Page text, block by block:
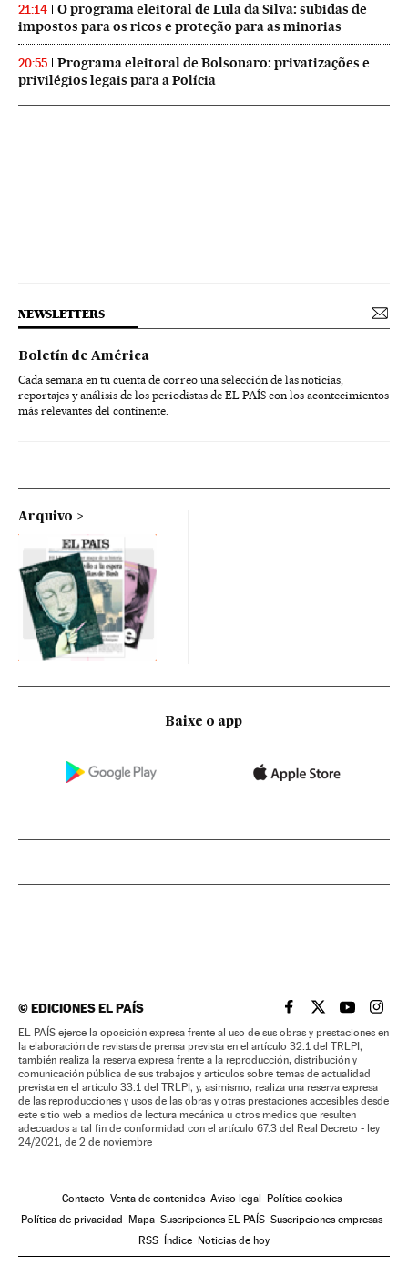
21:14
O programa eleitoral de Lula da Silva: subidas de
impostos para os ricos e proteção para as minorias
20:55
Programa eleitoral de Bolsonaro: privatizações e
privilégios legais para a Polícia
NEWSLETTERS
Boletín de América
Cada semana en tu cuenta de correo una selección de las noticias,
reportajes y análisis de los periodistas de EL PAÍS con los acontecimientos
más relevantes del continente.
Arquivo
Baixe o app
©EDICIONES EL PAÍS EL PAÍS BRASIL EN
EL PAÍSEL PAÍS
EL
EL PAÍS ejerce la oposición expresa frente al uso de sus obras y prestaciones en
la elaboración de revistas de prensa prevista en el artículo 32.1 del TRLPI;
también realiza la reserva expresa frente a la reproducción, distribución y
comunicación pública de sus trabajos y artículos sobre temas de actualidad
prevista en el artículo 33.1 del TRLPI; y, asimismo, realiza una reserva expresa
de las reproducciones y usos de las obras y otras prestaciones accesibles desde
este sitio web a medios de lectura mecánica u otros medios que resulten
adecuados a tal fin de conformidad con el artículo 67.3 del Real Decreto - ley
24/2021, de 2 de noviembre
Contacto Venta de contenidos Aviso legal Política cookies
Política de privacidad Mapa Suscripciones EL PAÍS Suscripciones empresas
RSS Índice Noticias de hoy